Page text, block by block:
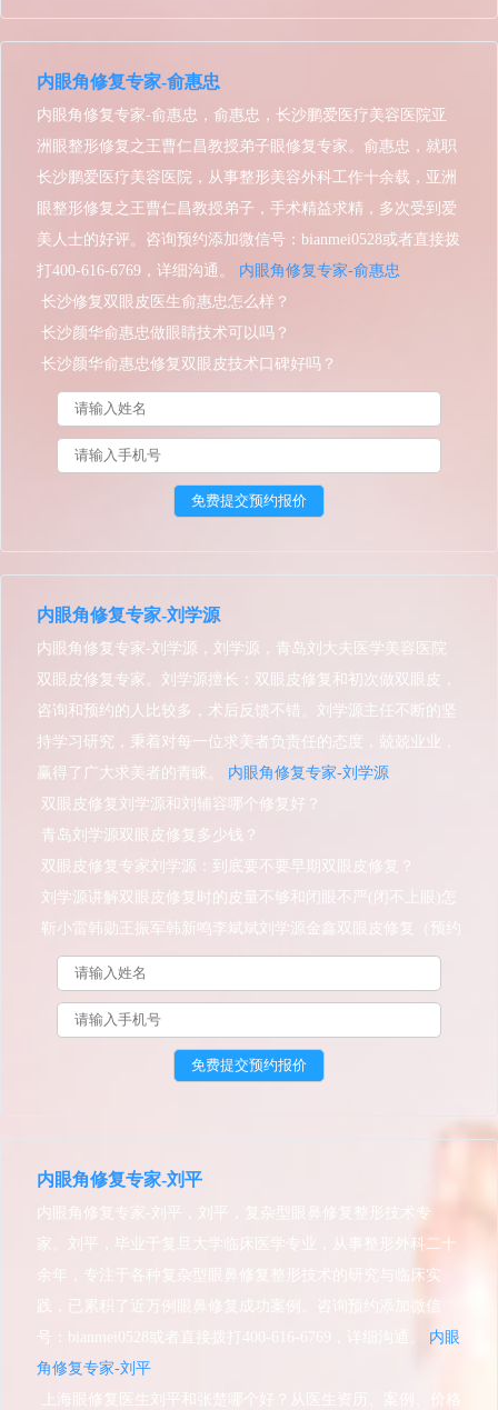
内眼角修复专家-俞惠忠
内眼角修复专家-俞惠忠，俞惠忠，长沙鹏爱医疗美容医院亚
洲眼整形修复之王曹仁昌教授弟子眼修复专家。俞惠忠，就职
长沙鹏爱医疗美容医院，从事整形美容外科工作十余载，亚洲
眼整形修复之王曹仁昌教授弟子，手术精益求精，多次受到爱
美人士的好评。咨询预约添加微信号：bianmei0528或者直接拨
打400-616-6769，详细沟通。 内眼角修复专家-俞惠忠
长沙修复双眼皮医生俞惠忠怎么样？
长沙颜华俞惠忠做眼睛技术可以吗？
长沙颜华俞惠忠修复双眼皮技术口碑好吗？
内眼角修复专家-刘学源
内眼角修复专家-刘学源，刘学源，青岛刘大夫医学美容医院
双眼皮修复专家。刘学源擅长：双眼皮修复和初次做双眼皮，
咨询和预约的人比较多，术后反馈不错。刘学源主任不断的坚
持学习研究，秉着对每一位求美者负责任的态度，兢兢业业，
赢得了广大求美者的青睐。 内眼角修复专家-刘学源
双眼皮修复刘学源和刘辅容哪个修复好？
青岛刘学源双眼皮修复多少钱？
双眼皮修复专家刘学源：到底要不要早期双眼皮修复？
刘学源讲解双眼皮修复时的皮量不够和闭眼不严(闭不上眼)怎
么办？
靳小雷韩勋王振军韩新鸣李斌斌刘学源金鑫双眼皮修复（预约
效果）谁更好？
内眼角修复专家-刘平
内眼角修复专家-刘平，刘平，复杂型眼鼻修复整形技术专
家。刘平，毕业于复旦大学临床医学专业，从事整形外科二十
余年，专注于各种复杂型眼鼻修复整形技术的研究与临床实
践，已累积了近万例眼鼻修复成功案例。咨询预约添加微信
号：bianmei0528或者直接拨打400-616-6769，详细沟通。 内眼
角修复专家-刘平
上海眼修复医生刘平和张楚哪个好？从医生资历、案例、价格